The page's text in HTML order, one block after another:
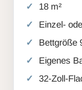
18 m²
Einzel-
Bettgröße
Eigenes
32-Zoll-